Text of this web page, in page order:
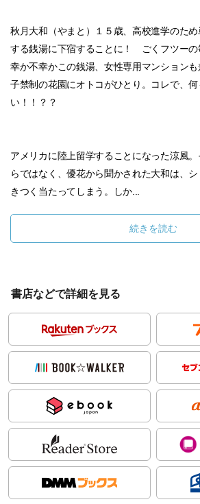
秋月大和（やまと）１５歳、高校進学のた
する銭湯に下宿することに！ ごくフツーの
幸か不幸かこの銭湯、女性専用マンション
子禁制の花園にオトコがひとり。コレで、
い！！？？
アメリカに陸上留学することになった涼風
らではなく、優花から聞かされた大和は、
きつく当たってしまう。しか...
続きを読む
書店などで詳細を見る